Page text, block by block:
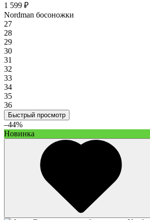
1 599 ₽
Nordman босоножки
27
28
29
30
31
32
33
34
35
36
Быстрый просмотр
–44%
Новинка